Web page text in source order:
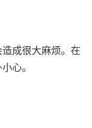
成很大麻烦。在
心。